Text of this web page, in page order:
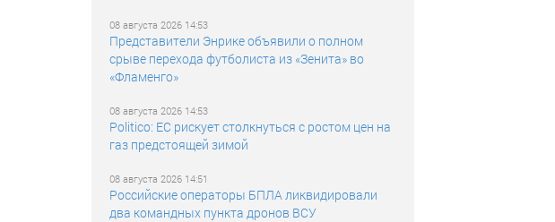
08 августа 2026 14:53
Представители Энрике объявили о полном
срыве перехода футболиста из «Зенита» во
«Фламенго»
08 августа 2026 14:53
Politico: ЕС рискует столкнуться с ростом цен на
газ предстоящей зимой
08 августа 2026 14:51
Российские операторы БПЛА ликвидировали
два командных пункта дронов ВСУ